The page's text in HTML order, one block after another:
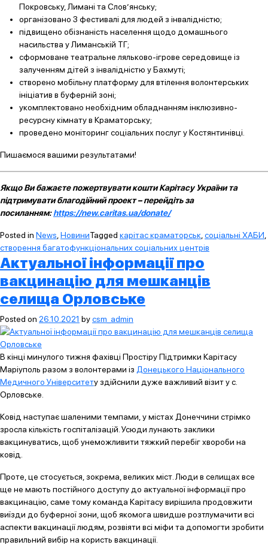
Покровську, Лимані та Слов’янську;
організовано 3 фестивалі для людей з інвалідністю;
підвищено обізнаність населення щодо домашнього
насильства у Лиманській ТГ;
сформоване театральне ляльково-ігрове середовище із
залученням дітей з інвалідністю у Бахмуті;
створено мобільну платформу для втілення волонтерських
ініціатив в буферній зоні;
укомплектовано необхідним обладнанням інклюзивно-
ресурсну кімнату в Краматорську;
проведено моніторинг соціальних послуг у Костянтинівці.
Пишаємося вашими результатами!
Якщо Ви бажаєте пожертвувати кошти Карітасу України та
підтримувати благодійний проект – перейдіть за
посиланням:https://new.caritas.ua/donate/
Posted in News НовиниTagged карітас краматорськ соціальні ХАБИ
створення багатофункціональних соціальних центрів
Актуальної інформації про
вакцинацію для мешканців
селища Орловське
Posted on 26.10.2021 bycsm_admin
В кінці минулого тижня фахівці Простіру Підтримки Карітасу
Маріуполь разом з волонтерами із Донецького Національного
Медичного Університету здійснили дуже важливий візит у с.
Орловське.
Ковід наступає шаленими темпами, у містах Донеччини стрімко
зросла кількість госпіталізацій. Усюди лунають заклики
вакцинуватись, щоб унеможливити тяжкий перебіг хвороби на
ковід.
Проте, це стосується, зокрема, великих міст. Люди в селищах все
ще не мають постійного доступу до актуальної інформації про
вакцинацію, саме тому команда Карітасу вирішила продовжити
виїзди до буферної зони, щоб якомога швидше розтлумачити всі
аспекти вакцинації людям, розвіяти всі міфи та допомогти зробити
правильний вибір на користь вакцинації.